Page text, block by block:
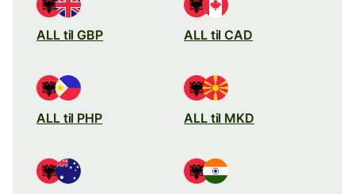
ALL til GBP ALL til CAD
ALL til PHP ALL til MKD